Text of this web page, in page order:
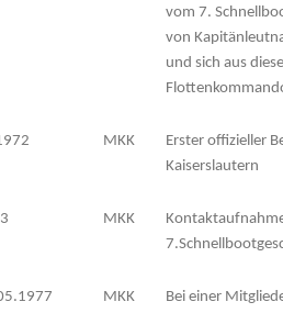
vom 7.
von
und sich aus
MKK
Erster offizieller
Kaiserslautern
MKK
MKK
Bei einer